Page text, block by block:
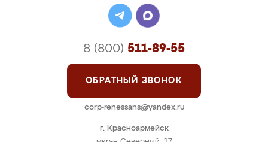
г. Красноармейск
8 (800) 511-89-55
ОБРАТНЫЙ ЗВОНОК
corp-renessans@yandex.ru